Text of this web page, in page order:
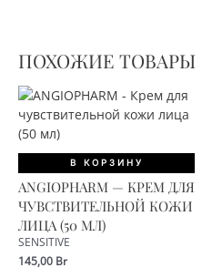
ПОХОЖИЕ ТОВАРЫ
В КОРЗИНУ
ANGIOPHARM — КРЕМ ДЛЯ
ЧУВСТВИТЕЛЬНОЙ КОЖИ
ЛИЦА (50 МЛ)
SENSITIVE
145,00 Br